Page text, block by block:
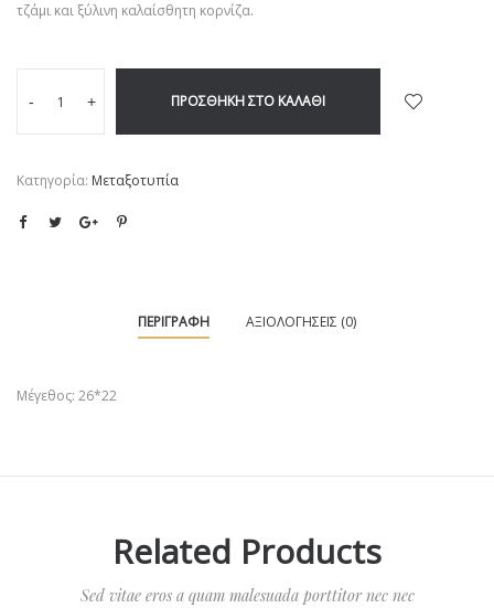
τζάμι και ξύλινη καλαίσθητη κορνίζα.
- + ΠΡΟΣΘΉΚΗ ΣΤΟ ΚΑΛΆΘΙ
Κατηγορία: Μεταξοτυπία
ΠΕΡΙΓΡΑΦΉ ΑΞΙΟΛΟΓΉΣΕΙΣ (0)
Μέγεθος: 26*22
Related Products
Sed vitae eros a quam malesuada porttitor nec nec